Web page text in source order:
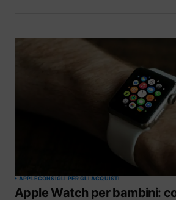
APPLECONSIGLI PER GLI ACQUISTI
Apple Watch per bambini: